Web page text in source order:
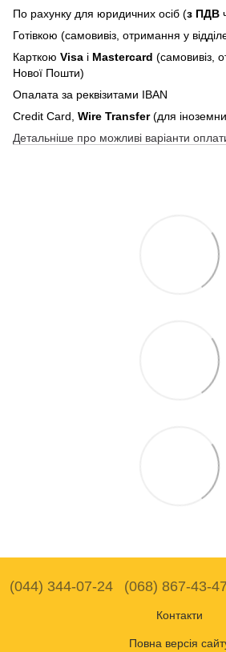
По рахунку для юридичних осіб (з ПДВ
Готівкою (самовивіз, отримання у
Карткою Visa і Mastercard (самовивіз,
Нової Пошти)
Опалата за реквізитами IBAN
Credit Card, Wire Transfer(для
Детальніше про можливі варіанти
(044) 344-07-24 (068) 867-43-47
Контакти
Повна версія